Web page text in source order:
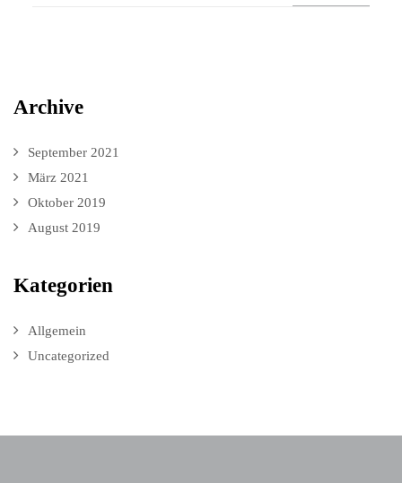
Archive
September 2021
März 2021
Oktober 2019
August 2019
Kategorien
Allgemein
Uncategorized